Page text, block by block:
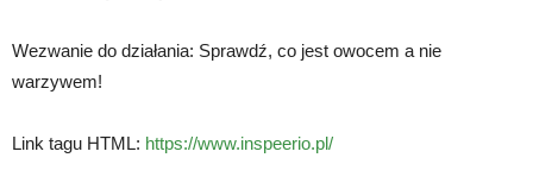
Wezwanie do działania: Sprawdź, co jest owocem a nie
warzywem!
Link tagu HTML: https://www.inspeerio.pl/